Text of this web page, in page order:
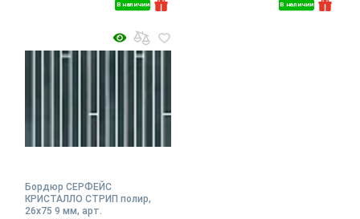
В наличии В наличии
Бордюр СЕРФЕЙС
КРИСТАЛЛО СТРИП полир,
26x75 9 мм, арт.